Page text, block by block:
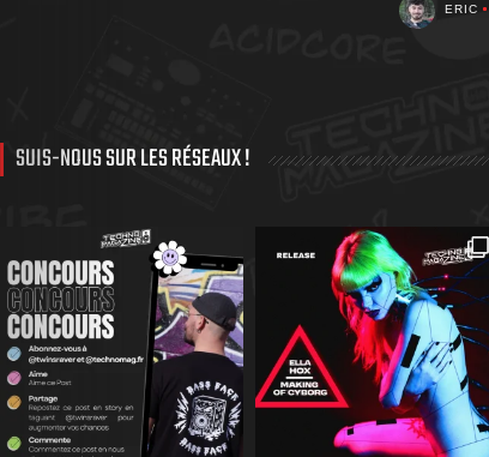
ERIC
SUIS-NOUS SUR LES RÉSEAUX !